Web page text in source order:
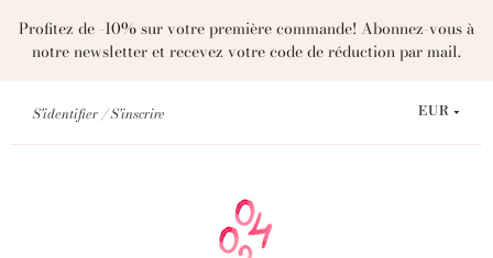
Profitez de -10% sur votre première commande! Abonnez-vous à
notre newsletter et recevez votre code de réduction par mail.
S'identifier S'inscrire EUR